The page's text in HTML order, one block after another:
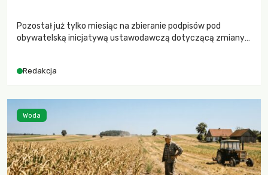
Pozostał już tylko miesiąc na zbieranie podpisów pod
obywatelską inicjatywą ustawodawczą dotyczącą zmiany
niezwykle korzystne rozwiązania dla przyrody i zwierząt,
funkcjonowania łowiectwa w Polsce.
Redakcja
Woda